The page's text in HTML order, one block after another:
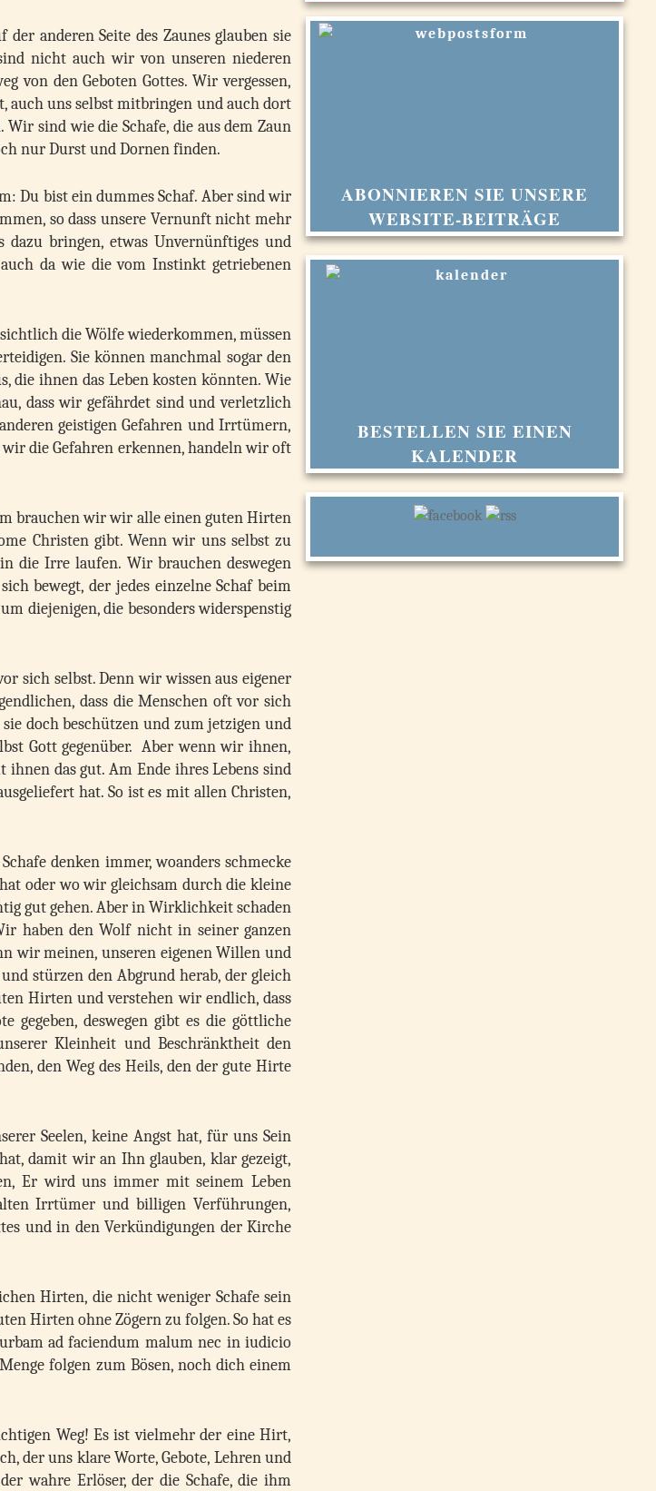
anderen Seite des Zaunes glauben sie
nicht auch wir von unseren niederen
von den Geboten Gottes. Wir vergessen,
auch uns selbst mitbringen und auch dort
sind wie die Schafe, die aus dem Zaun
nur Durst und Dornen finden.
Du bist ein dummes Schaf. Aber sind wir
so dass unsere Vernunft nicht mehr
dazu bringen, etwas Unvernünftiges und
da wie die vom Instinkt getriebenen
die Wölfe wiederkommen, müssen
Sie können manchmal sogar den
die ihnen das Leben kosten könnten. Wie
dass wir gefährdet sind und verletzlich
geistigen Gefahren und Irrtümern,
die Gefahren erkennen, handeln wir oft
brauchen wir wir alle einen guten Hirten
Christen gibt. Wenn wir uns selbst zu
die Irre laufen. Wir brauchen deswegen
bewegt, der jedes einzelne Schaf beim
diejenigen, die besonders widerspenstig
sich selbst. Denn wir wissen aus eigener
dass die Menschen oft vor sich
sie doch beschützen und zum jetzigen und
Gott gegenüber. Aber wenn wir ihnen,
das gut. Am Ende ihres Lebens sind
hat. So ist es mit allen Christen,
denken immer, woanders schmecke
oder wo wir gleichsam durch die kleine
gut gehen. Aber in Wirklichkeit schaden
haben den Wolf nicht in seiner ganzen
wir meinen, unseren eigenen Willen und
stürzen den Abgrund herab, der gleich
Hirten und verstehen wir endlich, dass
gegeben, deswegen gibt es die göttliche
Kleinheit und Beschränktheit den
den Weg des Heils, den der gute Hirte
Seelen, keine Angst hat, für uns Sein
damit wir an Ihn glauben, klar gezeigt,
Er wird uns immer mit seinem Leben
Irrtümer und billigen Verführungen,
und in den Verkündigungen der Kirche
Hirten, die nicht weniger Schafe sein
Hirten ohne Zögern zu folgen. So hat es
ad faciendum malum nec in iudicio
folgen zum Bösen, noch dich einem
Weg! Es ist vielmehr der eine Hirt,
der uns klare Worte, Gebote, Lehren und
wahre Erlöser, der die Schafe, die ihm
ABONNIEREN SIE UNSERE
WEBSITE-BEITRÄGE
BESTELLEN SIE EINEN
KALENDER